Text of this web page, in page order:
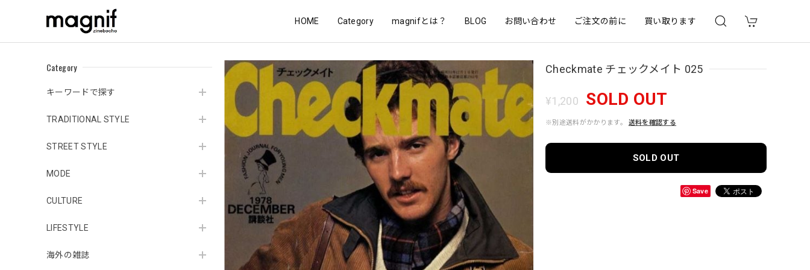
HOME Category magnifとは？ BLOG お問い合わせ ご注文の前に 買い取ります
Category
キーワードで探す
TRADITIONAL STYLE
STREET STYLE
MODE
CULTURE
LIFESTYLE
海外の雑誌
Checkmate チェックメイト 025
¥1,200 SOLD OUT
※別途送料がかかります。 送料を確認する
SOLD OUT
Save